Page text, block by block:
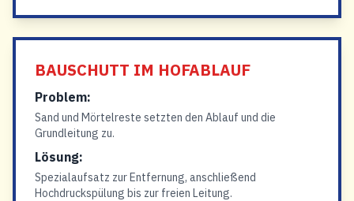
BAUSCHUTT IM HOFABLAUF
Problem:
Sand und Mörtelreste setzten den Ablauf und die
Grundleitung zu.
Lösung:
Spezialaufsatz zur Entfernung, anschließend
Hochdruckspülung bis zur freien Leitung.